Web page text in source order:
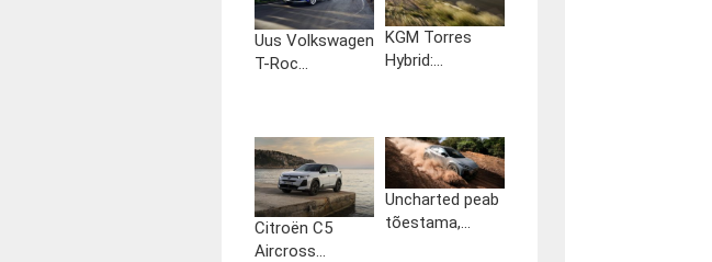
Uus Volkswagen
T-Roc...
KGM Torres
Hybrid:...
Citroën C5
Aircross...
Uncharted peab
tõestama,...